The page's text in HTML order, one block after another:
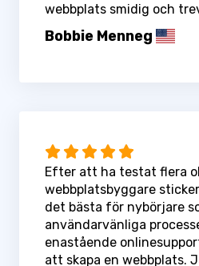
webbplats smidig och
Bobbie Menneg
Efter att ha testat flera
webbplatsbyggare
det bästa för nybörjare
användarvänliga
enastående
att skapa en webbplats.